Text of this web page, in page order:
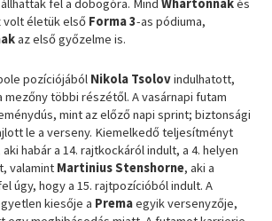
állhattak fel a dobogóra. MindWhartonnakés
volt életük első Forma 3-as pódiuma,
az első győzelme is.
pozíciójából Nikola Tsolovindulhatott,
mezőny többi részétől. A vasárnapi futam
mint az előző napi sprint; biztonsági
le a verseny. Kiemelkedő teljesítményt
aki habár a 14. rajtkockáról indult, a 4. helyen
valamint Martinius Stenshorne, aki a
úgy, hogy a 15. rajtpozícióból indult. A
kiesője a Premaegyik versenyzője,